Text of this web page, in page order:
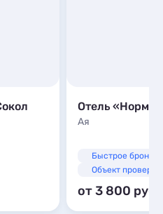
Отель
Ая
Быстрое
Объект проверен
от 3 800